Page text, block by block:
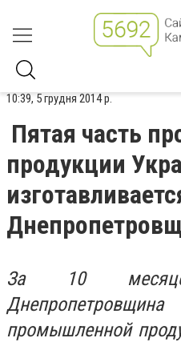
10:39, 5 грудня 2014 р.
Пятая часть
продукции
За 10
промышленной